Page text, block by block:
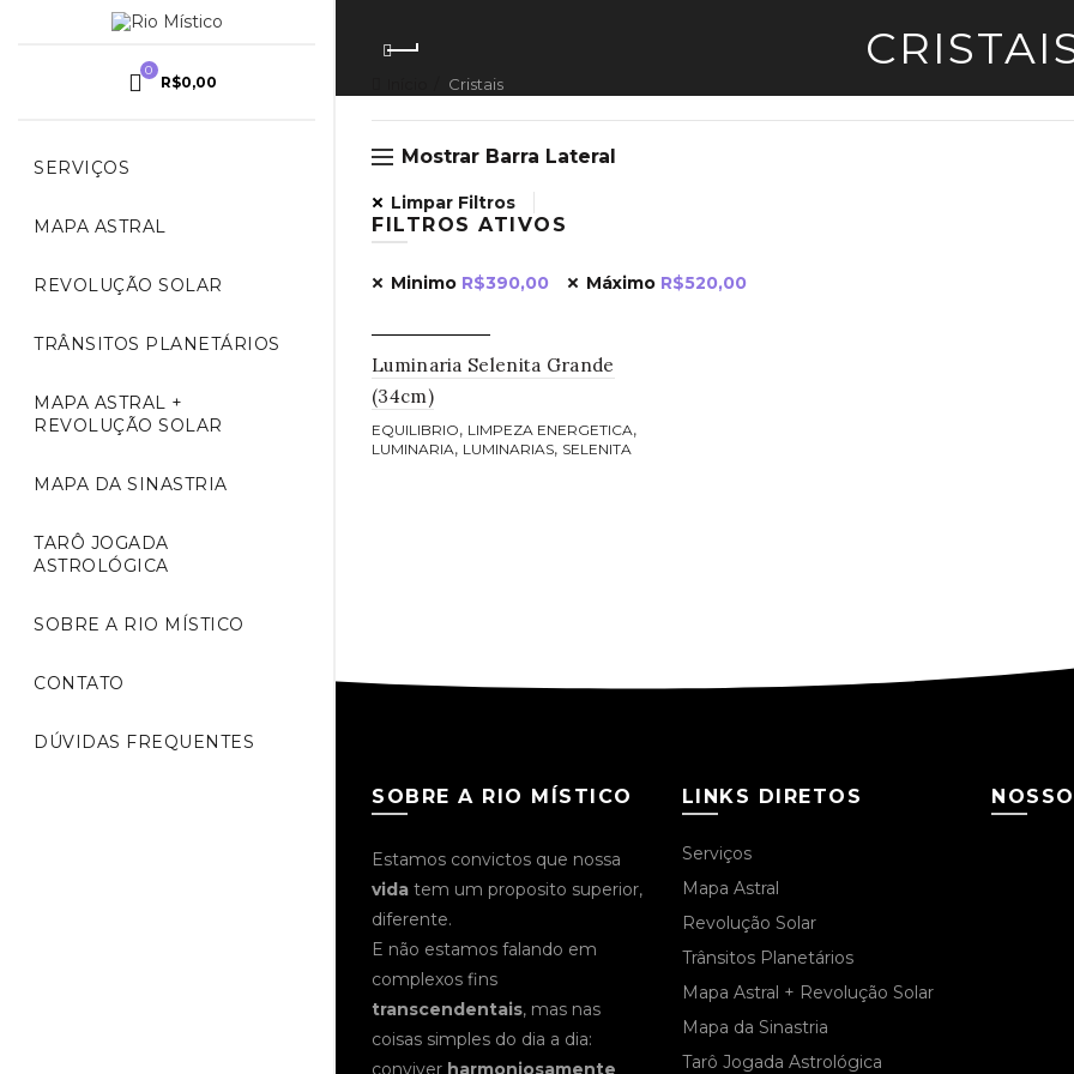
0
R$0,00
SERVIÇOS
MAPA ASTRAL
REVOLUÇÃO SOLAR
TRÂNSITOS PLANETÁRIOS
MAPA ASTRAL +
REVOLUÇÃO SOLAR
MAPA DA SINASTRIA
TARÔ JOGADA
ASTROLÓGICA
SOBRE A RIO MÍSTICO
CONTATO
DÚVIDAS FREQUENTES
Cristais
Mostrar Barra Lateral
Limpar Filtros
FILTROS ATIVOS
Minimo R$390,00 Máximo R$520,00
Luminaria Selenita Grande
(34cm)
EQUILIBRIO, LIMPEZA ENERGETICA,
LUMINARIA, LUMINARIAS, SELENITA
R$130,00
- R$ 390,00
- R$520,00
SOBRE A RIO MÍSTICO
Estamos convictos que nossa
vida tem um proposito superior,
diferente.
E não estamos falando em
complexos fins
transcendentais, mas nas
coisas simples do dia a dia:
conviver harmoniosamente
LINKS DIRETOS
Serviços
Mapa Astral
Revolução Solar
Trânsitos Planetários
Mapa Astral + Revolução Solar
Mapa da Sinastria
Tarô Jogada Astrológica